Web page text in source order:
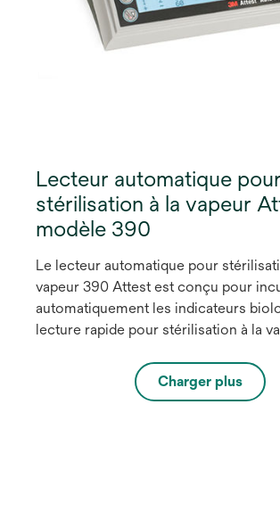
Lecteur automatique pour
stérilisation à la vapeur
modèle 390
Le lecteur automatique pour
vapeur 390 Attest est conçu pour
automatiquement les indicateurs
lecture rapide pour stérilisation à la
résultat par fluorescence final après 1
le l’indicateur 1291 et après 3 heures
Charger plus